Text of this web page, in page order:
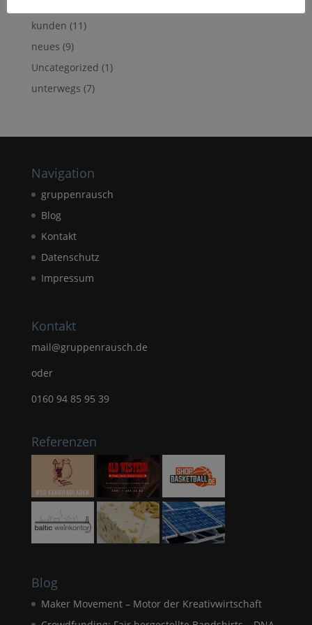
kunden (11)
neues (9)
Uncategorized (1)
unterwegs (7)
Navigation
gruppenrausch
Blog
Kontakt
Datenschutz
Impressum
Kontakt
mail@gruppenrausch.de
oder
0160 94 85 95 39
Referenzen
Blog
Maker Movement – Motor der Kreativwirtschaft